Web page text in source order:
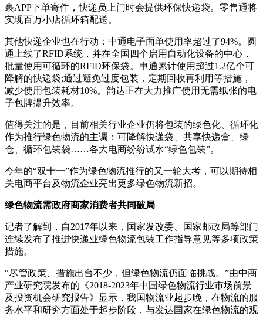
裹APP下单寄件，快递员上门时会提供环保快递袋。零售通将
实现百万小店循环箱配送。
其他快递企业也在行动：中通电子面单使用率超过了94%。圆
通上线了RFID系统，并在全国四个启用自动化设备的中心，
批量使用可循环的RFID环保袋。申通累计使用超过1.2亿个可
降解的快递袋;通过避免过度包装，定期回收再利用等措施，
减少使用包装耗材10%。韵达正在大力推广使用无需纸张的电
子包牌提升效率。
值得关注的是，目前相关行业企业仍将包装的绿色化、循环化
作为推行绿色物流的主调：可降解快递袋、共享快递盒、绿
仓、循环包装袋……各大电商纷纷试水“绿色包装”。
今年的“双十一”作为绿色物流推行的又一轮大考，可以期待相
关电商平台及物流企业亮出更多绿色物流新招。
绿色物流需政府商家消费者共同破局
记者了解到，自2017年以来，国家发改委、国家邮政局等部门
连续发布了推进快递业绿色物流包装工作指导意见等多项政策
措施。
“尽管政策、措施出台不少，但绿色物流仍面临挑战。”由中商
产业研究院发布的《2018-2023年中国绿色物流行业市场前景
及投资机会研究报告》显示，我国物流业起步晚，在物流的服
务水平和研究方面处于起步阶段，与发达国家在绿色物流的观